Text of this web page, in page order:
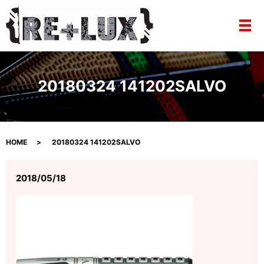
メ
20180324 141202SALVO
HOME 20180324 141202SALVO
2018/05/18